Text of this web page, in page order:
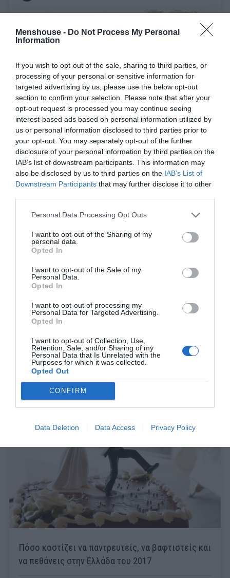
Menshouse - Do Not Process My Personal
Information
If you wish to opt-out of the sale, sharing to third parties, or
processing of your personal or sensitive information for
targeted advertising by us, please use the below opt-out
section to confirm your selection. Please note that after your
opt-out request is processed you may continue seeing
interest-based ads based on personal information utilized by
us or personal information disclosed to third parties prior to
your opt-out. You may separately opt-out of the further
disclosure of your personal information by third parties on the
IAB’s list of downstream participants. This information may
also be disclosed by us to third parties on the IAB’s List of
Downstream Participants that may further disclose it to other
Personal Data Processing Opt Outs
I want to opt-out of the Sharing of my
personal data.
Opted In
I want to opt-out of the Sale of my
Personal Data.
Opted In
I want to opt-out of processing my
Personal Data for Targeted Advertising.
Opted In
I want to opt-out of Collection, Use,
Retention, Sale, and/or Sharing of my
Personal Data that Is Unrelated with the
Purposes for which it was collected.
Opted Out
CONFIRM
Data Deletion Data Access Privacy Policy
Αυτός είναι ο 25χρονος γύπας που ζητά σύνταξη
χηρείας για την απώλεια της 91χρονης συζύγου
του (Pic)
Τα μυστικά του τέλειου bachelor!
Γιώργος Μαραθιανός
Πόσο κοστίζει να παντρευτείς, να βαφτιστείς και
να πεθάνεις στην Ελλάδα του 2017